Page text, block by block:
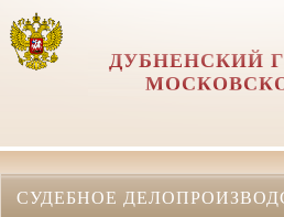
ДУБНЕНСКИЙ
СУДЕБНОЕ